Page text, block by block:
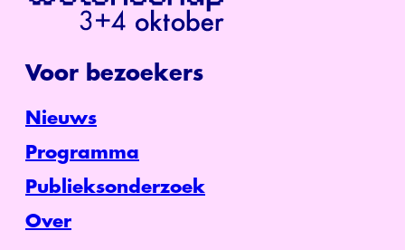
Voor bezoekers
Nieuws
Programma
Publieksonderzoek
Over